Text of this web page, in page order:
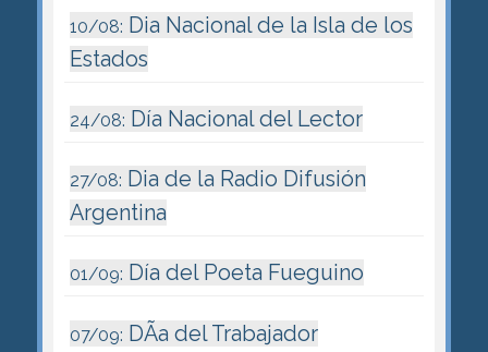
10/08: Dia Nacional de la Isla de los
Estados
24/08: Día Nacional del Lector
27/08: Dia de la Radio Difusión
Argentina
01/09: Día del Poeta Fueguino
07/09: DÃ­a del Trabajador